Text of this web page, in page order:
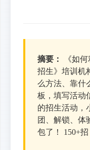
摘要：
《如
招生》培训机
么方法、靠什
板，填写活动
的招生活动，
团、解锁、体
包了！ 150+招